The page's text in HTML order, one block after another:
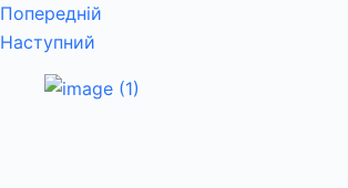
Попередній
Наступний